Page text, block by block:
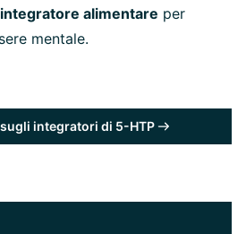
alimentare per
mentale.
integratori di 5-HTP